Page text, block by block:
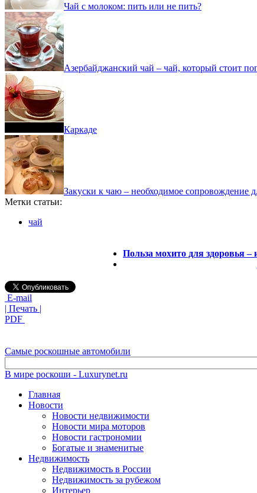
Чай с молоком: пить или не пить?
Азербайджанский чай – чай, который стоит
Каркаде
Закуски к чаю – необходимое сопровождение
Метки статьи:
чай
Польза мохито для здоровья
E-mail
| Печать |
PDF
Самые роскошные автомобили
В мире роскоши - Luxurynet.ru
Главная
Новости
Новости недвижимости
Новости мира моторов
Новости гастрономии
Богатые и знаменитые
Недвижимость
Недвижимость в России
Недвижимость за рубежом
Интерьер